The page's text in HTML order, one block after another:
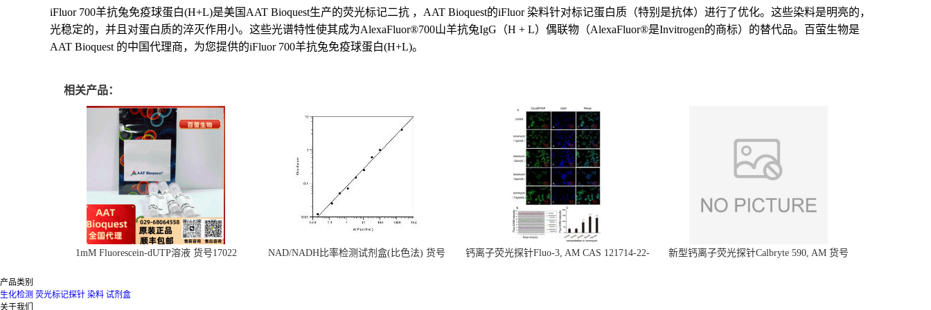
iFluor 700羊抗兔免疫球蛋白(H+L)是美国AAT Bioquest生产的荧光标记二抗 ，AAT Bioquest的iFluor 染料针对标记蛋白质（特别是抗体）进行了优化。这些染料是明亮的，
光稳定的，并且对蛋白质的淬灭作用小。这些光谱特性使其成为AlexaFluor®700山羊抗兔IgG（H + L）偶联物（AlexaFluor®是Invitrogen的商标）的替代品。百萤生物是
AAT Bioquest 的中国代理商，为您提供的iFluor 700羊抗兔免疫球蛋白(H+L)。
相关产品：
1mM Fluorescein-dUTP溶液 货号17022
NAD/NADH比率检测试剂盒(比色法) 货号
钙离子荧光探针Fluo-3, AM CAS 121714-22-
新型钙离子荧光探针Calbryte 590, AM 货号
产品类别
生化检测 荧光标记探针 染料 试剂盒
关于我们